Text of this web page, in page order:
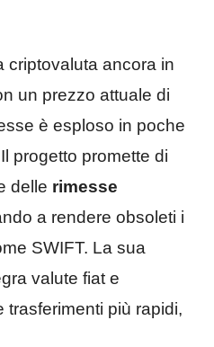
criptovaluta ancora in
un prezzo attuale di
è esploso in poche
progetto promette di
delle rimesse
a rendere obsoleti i
SWIFT. La sua
valute fiat e
trasferimenti più rapidi,